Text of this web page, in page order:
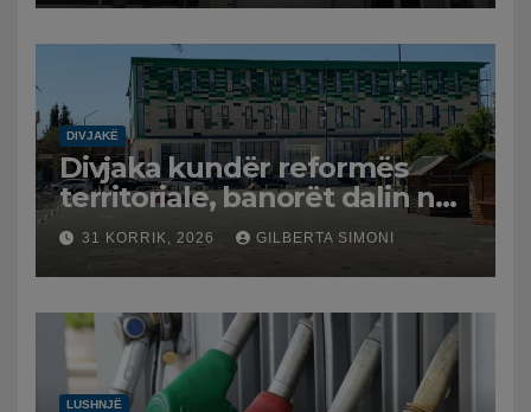
DIVJAKË
Divjaka kundër reformës
territoriale, banorët dalin në
protestë.
31 KORRIK, 2026 GILBERTA SIMONI
LUSHNJË